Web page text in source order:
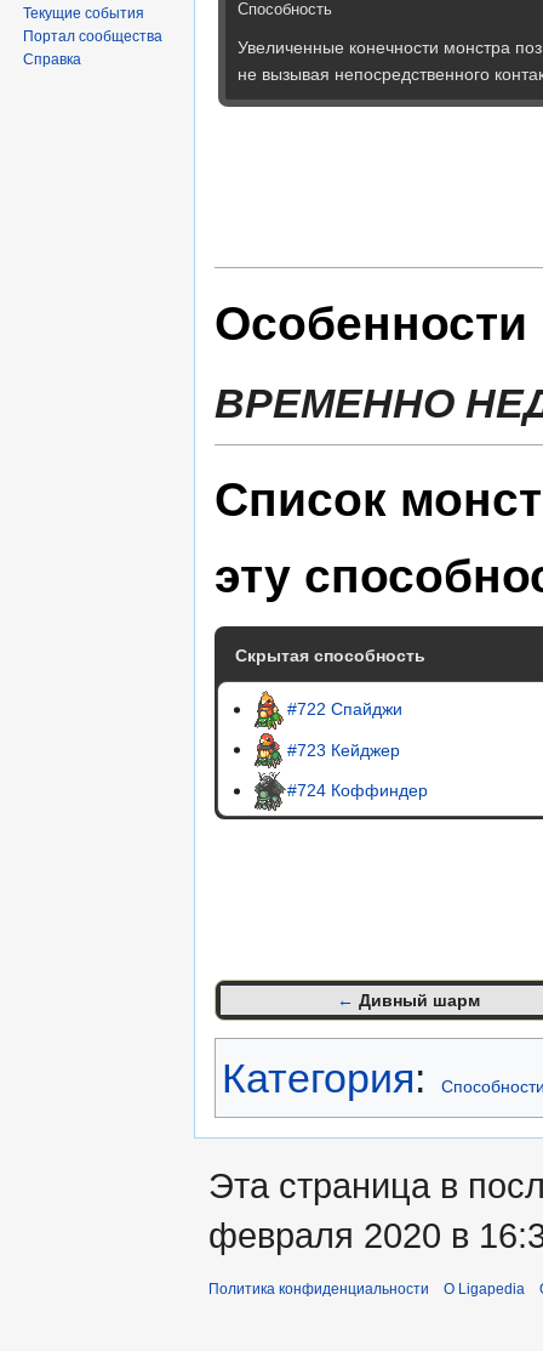
Способность
Увеличенные конечности монстра
не вызывая непосредственного
ВРЕМЕННО
Список
эту
Скрытая способность
#722 Спайджи
#723 Кейджер
#724 Коффиндер
← Дивный шарм
Категория:
Текущие события
Портал сообщества
Справка
Эта страница в
февраля 2020 в
Политика конфиденциальности О Ligapedia